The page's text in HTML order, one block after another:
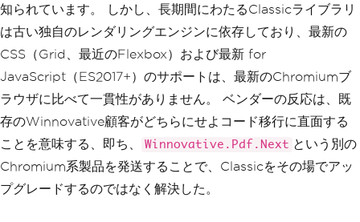
知られています。 しかし、長期間にわたるClassicライブラリ
は古い独自のレンダリングエンジンに依存しており、最新の
CSS（Grid、最近のFlexbox）および最新 for
JavaScript（ES2017+）のサポートは、最新のChromiumブ
ラウザに比べて一貫性がありません。 ベンダーの反応は、既
存のWinnovative顧客がどちらにせよコード移行に直面する
ことを意味する、即ち、
Winnovative.Pdf.Next という別の
Chromium系製品を発送することで、Classicをその場でアッ
プグレードするのではなく解決した。